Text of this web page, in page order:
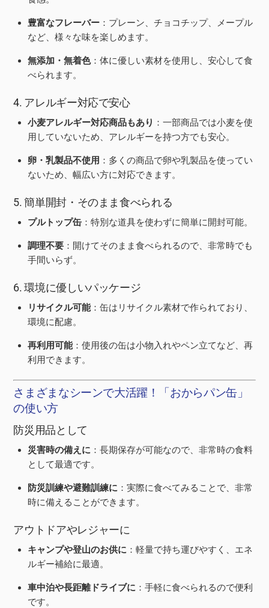
豊富なフレーバー ：プレーン、チョコチップ、メープル
など、様々な味を楽しめます。
無添加・無着色：体に優しい素材を使用し、安心して食
べられます。
4. アレルギー対応で安心
小麦アレルギー対応商品もあり ：一部商品では小麦を使
用していないため、アレルギーを持つ方でも安心。
卵・乳製品不使用 ：多くの商品で卵や乳製品を使ってい
ないため、幅広い方に対応できます。
5. 簡単開封・そのまま食べられる
プルトップ缶 ：特別な道具を使わずに簡単に開封可能。
調理不要 ：開けてそのまま食べられるので、非常時でも
手間いらず。
6. 環境に優しいパッケージ
リサイクル可能：缶はリサイクル素材で作られており、
環境に配慮。
再利用可能：使用後の缶は小物入れやペン立てなど、再
利用できます。
さまざまなシーンで大活躍！「おからパン缶」
の使い方
防災用品として
災害時の備えに ：長期保存が可能なので、非常時の食料
として最適です。
防災訓練や避難訓練に ：実際に食べてみることで、非常
時に備えることができます。
アウトドアやレジャーに
キャンプや登山のお供に ：軽量で持ち運びやすく、エネ
ルギー補給に最適。
車中泊や長距離ドライブに ：手軽に食べられるので便利
です。